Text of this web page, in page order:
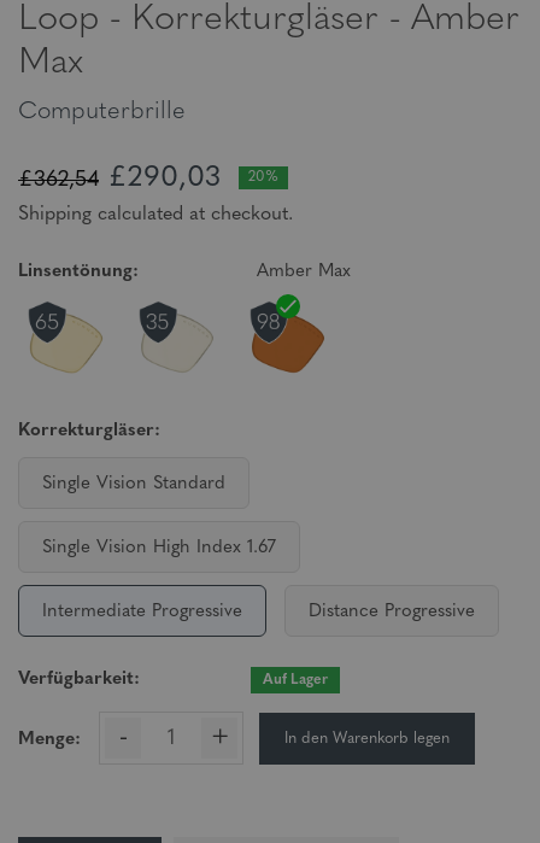
Loop - Korrekturgläser - Amber
Max
Computerbrille
£362,54 £290,03 20%
Shipping calculated at checkout.
Linsentönung: Amber Max
Korrekturgläser:
Single Vision Standard
Single Vision High Index 1.67
Intermediate Progressive Distance Progressive
Verfügbarkeit: Auf Lager
Menge: - + In den Warenkorb legen